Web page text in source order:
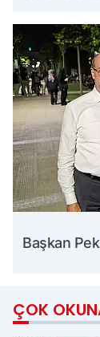
Başkan
ÇOK